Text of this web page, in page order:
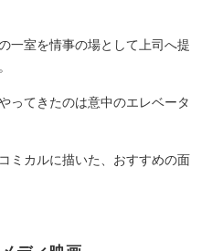
一室を情事の場として上司へ提
ってきたのは意中のエレベータ
ミカルに描いた、おすすめの面